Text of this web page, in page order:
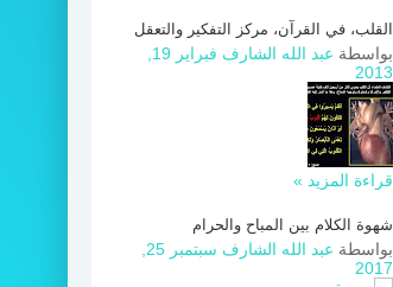
القلب، في القرآن، مركز التفكير والتعقل
بواسطة عبد الله الشارف
2013
قراءة المزيد »
شهوة الكلام بين المباح والحرام
بواسطة عبد الله الشارف
2017